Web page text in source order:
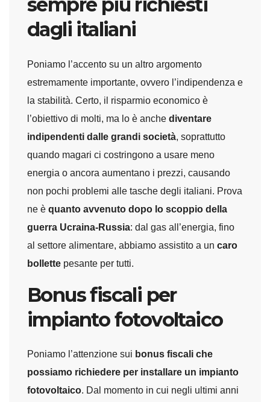
dagli italiani
Poniamo l’accento su un altro argomento
estremamente importante, ovvero l’indipendenza e
la stabilità. Certo, il risparmio economico è
l’obiettivo di molti, ma lo è anche diventare
indipendenti dalle grandi società, soprattutto
quando magari ci costringono a usare meno
energia o ancora aumentano i prezzi, causando
non pochi problemi alle tasche degli italiani. Prova
ne è quanto avvenuto dopo lo scoppio della
guerra Ucraina-Russia: dal gas all’energia, fino
al settore alimentare, abbiamo assistito a un caro
bollette pesante per tutti.
Bonus fiscali per
impianto fotovoltaico
Poniamo l’attenzione sui bonus fiscali che
possiamo richiedere per installare un impianto
fotovoltaico. Dal momento in cui negli ultimi anni